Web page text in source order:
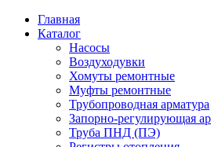
Главная
Каталог
Насосы
Воздуходувки
Хомуты ремонтные
Муфты ремонтные
Трубопроводная арматура
Запорно-регулирующая
Труба ПНД (ПЭ)